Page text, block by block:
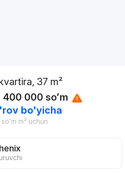
37 m²
400 000 soʻm
bo'yicha
soʻm m² uchun